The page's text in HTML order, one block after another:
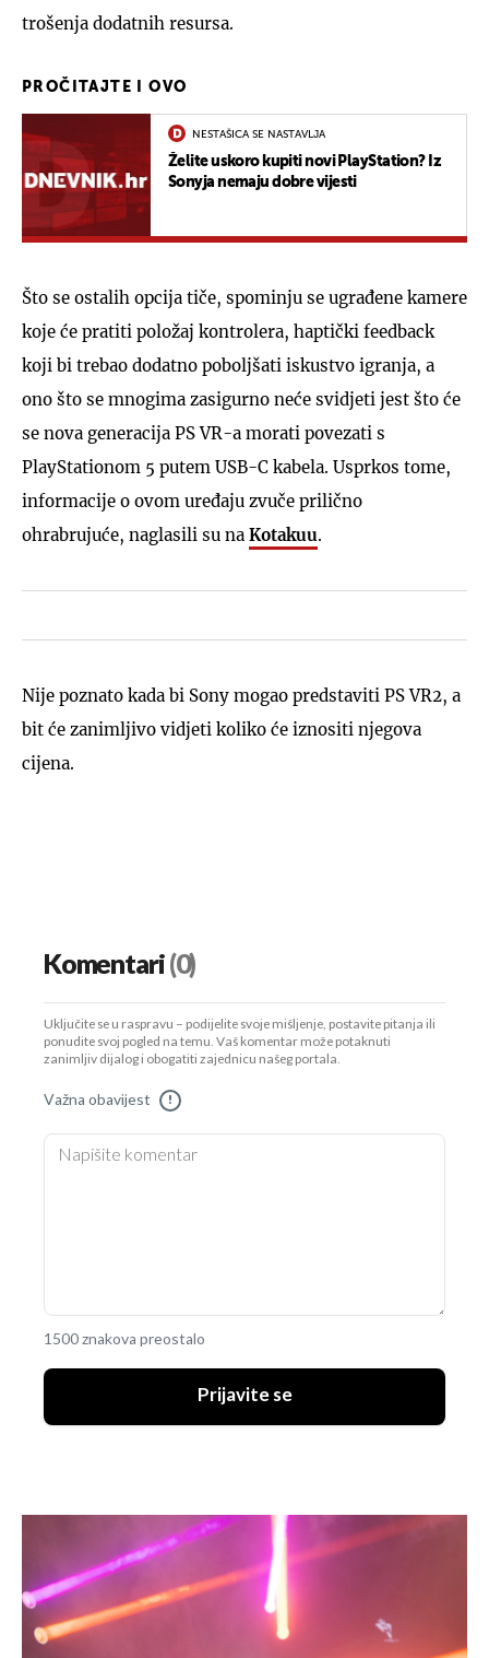
trošenja dodatnih resursa.
PROČITAJTE I OVO
NESTAŠICA SE NASTAVLJA
Želite uskoro kupiti novi PlayStation? Iz
Sonyja nemaju dobre vijesti
Što se ostalih opcija tiče, spominju se ugrađene kamere
koje će pratiti položaj kontrolera, haptički feedback
koji bi trebao dodatno poboljšati iskustvo igranja, a
ono što se mnogima zasigurno neće svidjeti jest što će
se nova generacija PS VR-a morati povezati s
PlayStationom 5 putem USB-C kabela. Usprkos tome,
informacije o ovom uređaju zvuče prilično
ohrabrujuće, naglasili su na Kotakuu.
Nije poznato kada bi Sony mogao predstaviti PS VR2, a
bit će zanimljivo vidjeti koliko će iznositi njegova
cijena.
Komentari(0)
Uključite se u raspravu – podijelite svoje mišljenje, postavite pitanja ili
ponudite svoj pogled na temu. Vaš komentar može potaknuti
zanimljiv dijalog i obogatiti zajednicu našeg portala.
Važna obavijest !
1500 znakova preostalo
Prijavite se